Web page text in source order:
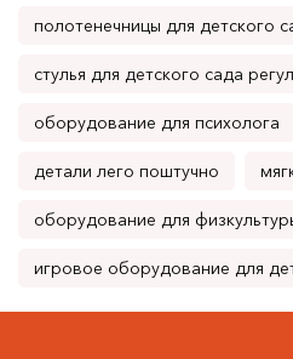
полотенечницы для детского
стулья для детского сада
оборудование для психолога
детали лего поштучно
оборудование для
игровое оборудование для